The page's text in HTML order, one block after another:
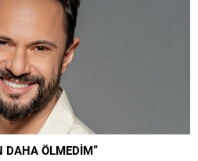
DAHA ÖLMEDİM”